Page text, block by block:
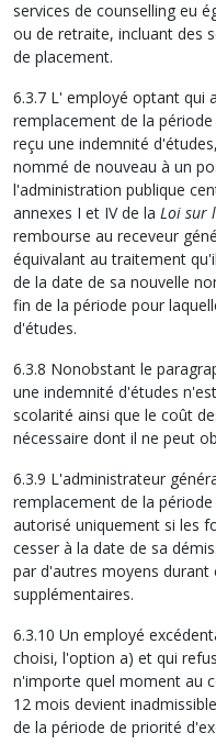
services de counselling eu
ou de retraite, incluant des
de placement.
6.3.7 L' employé optant qui
remplacement de la
reçu une indemnité
nommé de nouveau à un
l'administration publique
annexes I et IV de la Loi sur
rembourse au receveur
équivalant au traitement
de la date de sa nouvelle
fin de la période pour
d'études.
6.3.8 Nonobstant le
une indemnité d'études
scolarité ainsi que le coût
nécessaire dont il ne peut
6.3.9 L'administrateur
remplacement de la
autorisé uniquement si les
cesser à la date de sa
par d'autres moyens
supplémentaires.
6.3.10 Un employé
choisi, l'option a) et qui
n'importe quel moment au
12 mois devient
de la période de priorité